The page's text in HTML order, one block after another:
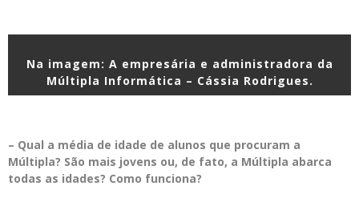
Na imagem: A empresária e administradora da
Múltipla Informática – Cássia Rodrigues.
– Qual a média de idade de alunos que procuram a
Múltipla? São mais jovens ou, de fato, a Múltipla abarca
todas as idades? Como funciona?